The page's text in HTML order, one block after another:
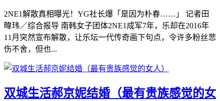
2NE1解散真相曝光！YG社长爆「是因为朴春……」 记者田
暐玮／综合报导 南韩女子团体2NE1成军7年，乐却在2016年
11月突然宣布解散，让乐坛一代传奇画下句点，令许多粉丝悲
伤不舍，但也...
​双城生活郝京妮结婚（最有贵族感觉的女